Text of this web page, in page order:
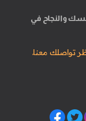
والنجاح في
تواصلك معنا.